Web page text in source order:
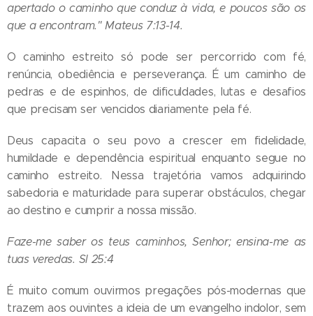
apertado o caminho que conduz à vida, e poucos são os
que a encontram." Mateus 7:13-14.
O caminho estreito só pode ser percorrido com fé,
renúncia, obediência e perseverança. É um caminho de
pedras e de espinhos, de dificuldades, lutas e desafios
que precisam ser vencidos diariamente pela fé.
Deus capacita o seu povo a crescer em fidelidade,
humildade e dependência espiritual enquanto segue no
caminho estreito. Nessa trajetória vamos adquirindo
sabedoria e maturidade para superar obstáculos, chegar
ao destino e cumprir a nossa missão.
Faze-me saber os teus caminhos, Senhor; ensina-me as
tuas veredas. Sl 25:4
É muito comum ouvirmos pregações pós-modernas que
trazem aos ouvintes a ideia de um evangelho indolor, sem